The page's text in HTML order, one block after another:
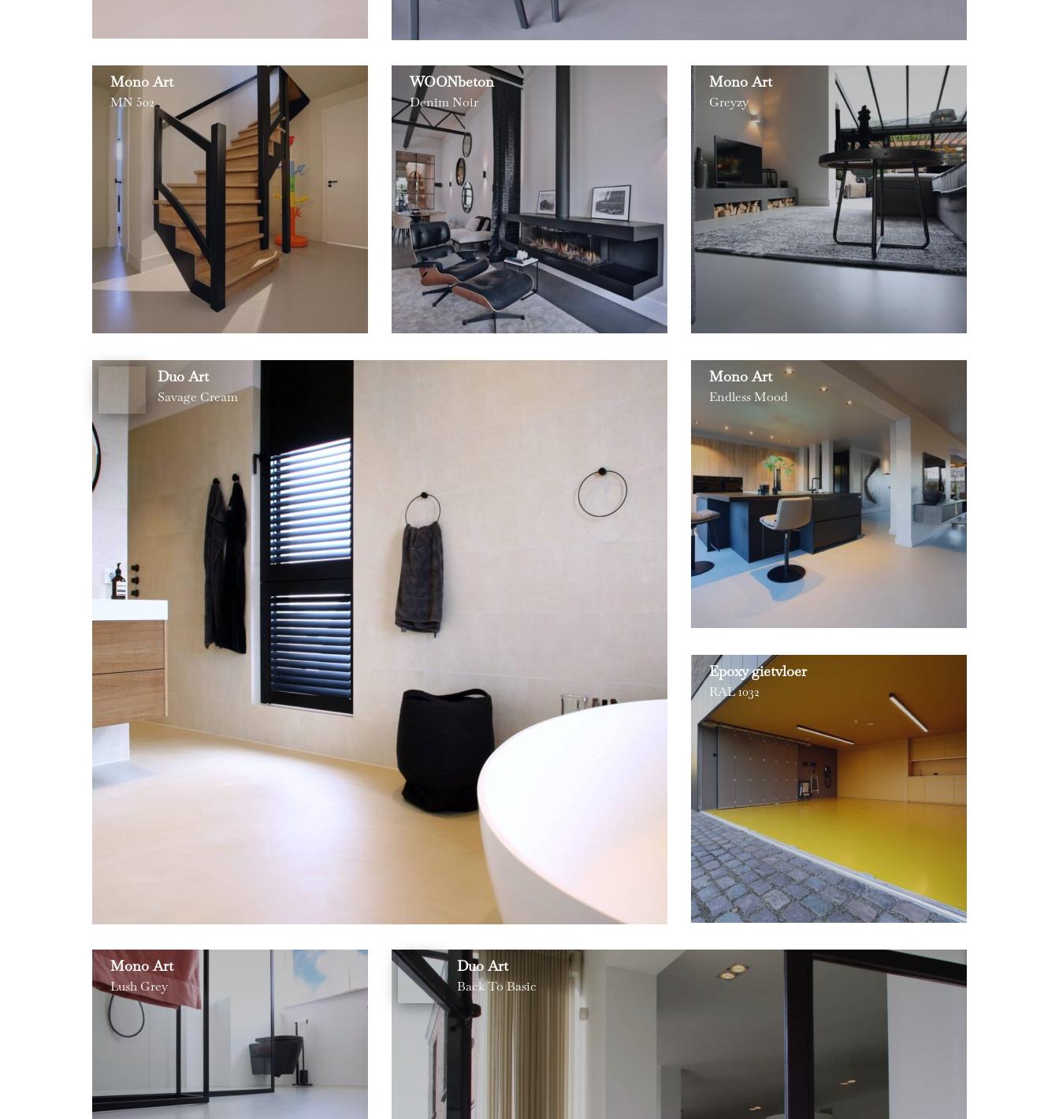
Mono Art
MN 502
WOONbeton
Denim Noir
Mono Art
Greyzy
Duo Art
Savage Cream
Mono Art
Endless Mood
Epoxy gietvloer
RAL 1032
Mono Art
Lush Grey
Duo Art
Back To Basic